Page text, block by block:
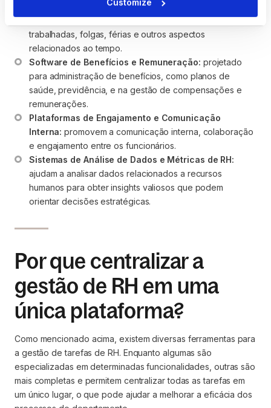
usados para rastrear a presença e o tempo de trabalho
dos funcionários, facilitando a gestão de horas
trabalhadas, folgas, férias e outros aspectos
relacionados ao tempo.
Software de Benefícios e Remuneração: projetado
para administração de benefícios, como planos de
saúde, previdência, e na gestão de compensações e
remunerações.
Plataformas de Engajamento e Comunicação
Interna: promovem a comunicação interna, colaboração
e engajamento entre os funcionários.
Sistemas de Análise de Dados e Métricas de RH:
ajudam a analisar dados relacionados a recursos
humanos para obter insights valiosos que podem
orientar decisões estratégicas.
Por que centralizar a
gestão de RH em uma
única plataforma?
Como mencionado acima, existem diversas ferramentas para
a gestão de tarefas de RH. Enquanto algumas são
especializadas em determinadas funcionalidades, outras são
mais completas e permitem centralizar todas as tarefas em
um único lugar, o que pode ajudar a melhorar a eficácia dos